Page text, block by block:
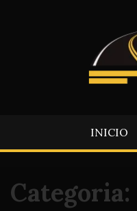
INICIO
Categoria: